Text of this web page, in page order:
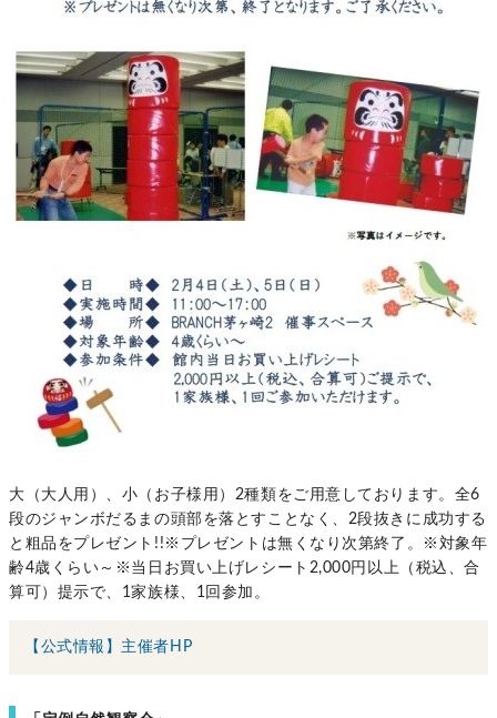
大（大人用）、小（お子様用）2種類をご用意しております。全6
段のジャンボだるまの頭部を落とすことなく、2段抜きに成功する
と粗品をプレゼント!!※プレゼントは無くなり次第終了。※対象年
齢4歳くらい～※当日お買い上げレシート2,000円以上（税込、合
算可）提示で、1家族様、1回参加。
【公式情報】主催者HP